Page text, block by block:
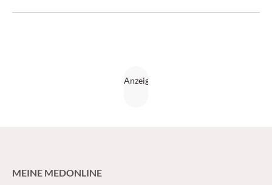
MEINE MEDONLINE